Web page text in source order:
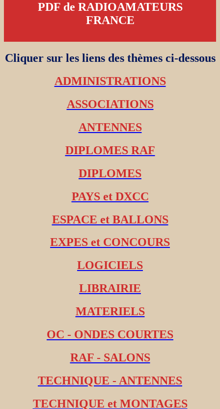
PDF de RADIOAMATEURS
FRANCE
Cliquer sur les liens des thèmes ci-dessous
ADMINISTRATIONS
ASSOCIATIONS
ANTENNES
DIPLOMES RAF
DIPLOMES
PAYS et DXCC
ESPACE et BALLONS
EXPES et CONCOURS
LOGICIELS
LIBRAIRIE
MATERIELS
OC - ONDES COURTES
RAF - SALONS
TECHNIQUE - ANTENNES
TECHNIQUE et MONTAGES